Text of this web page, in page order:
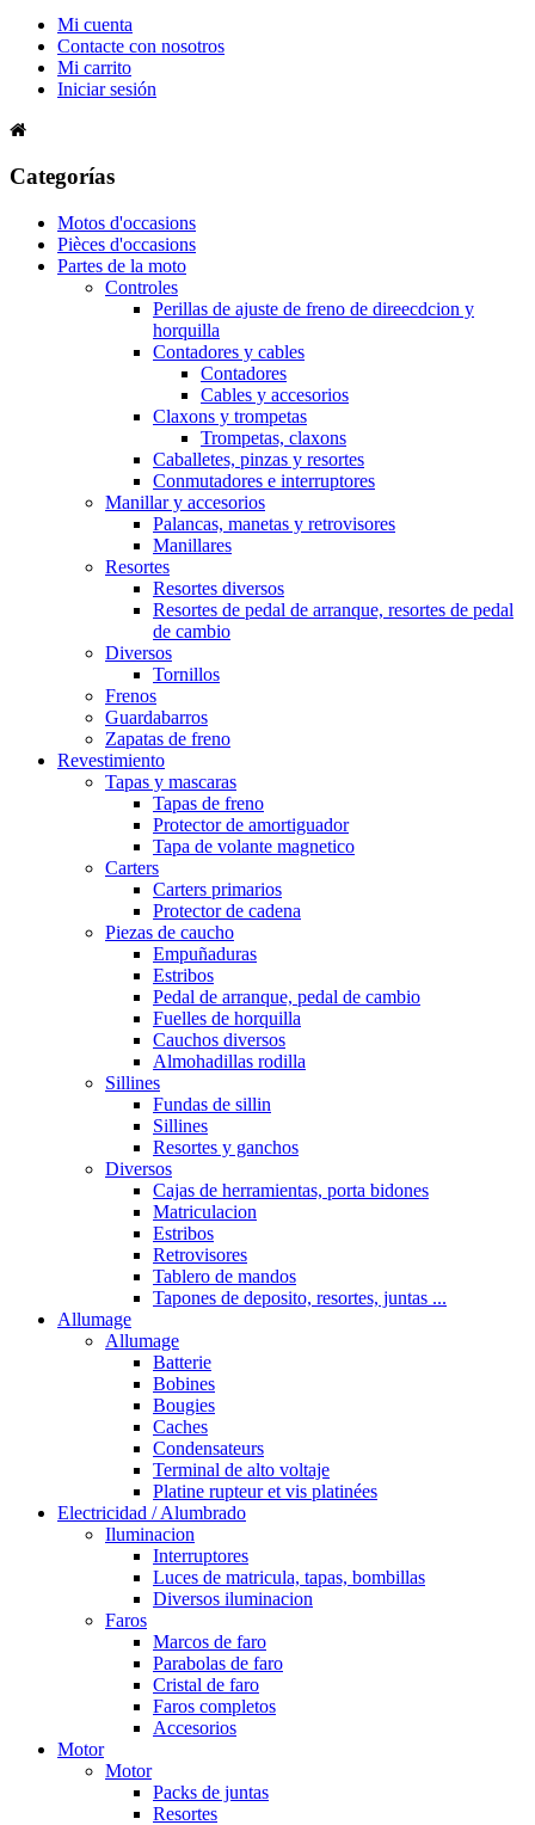
Mi cuenta
Contacte con nosotros
Mi carrito
Iniciar sesión
Categorías
Motos d'occasions
Pièces d'occasions
Partes de la moto
Controles
Perillas de ajuste de freno de direecdcion y
horquilla
Contadores y cables
Contadores
Cables y accesorios
Claxons y trompetas
Trompetas, claxons
Caballetes, pinzas y resortes
Conmutadores e interruptores
Manillar y accesorios
Palancas, manetas y retrovisores
Manillares
Resortes
Resortes diversos
Resortes de pedal de arranque, resortes de pedal
de cambio
Diversos
Tornillos
Frenos
Guardabarros
Zapatas de freno
Revestimiento
Tapas y mascaras
Tapas de freno
Protector de amortiguador
Tapa de volante magnetico
Carters
Carters primarios
Protector de cadena
Piezas de caucho
Empuñaduras
Estribos
Pedal de arranque, pedal de cambio
Fuelles de horquilla
Cauchos diversos
Almohadillas rodilla
Sillines
Fundas de sillin
Sillines
Resortes y ganchos
Diversos
Cajas de herramientas, porta bidones
Matriculacion
Estribos
Retrovisores
Tablero de mandos
Tapones de deposito, resortes, juntas ...
Allumage
Allumage
Batterie
Bobines
Bougies
Caches
Condensateurs
Terminal de alto voltaje
Platine rupteur et vis platinées
Electricidad / Alumbrado
Iluminacion
Interruptores
Luces de matricula, tapas, bombillas
Diversos iluminacion
Faros
Marcos de faro
Parabolas de faro
Cristal de faro
Faros completos
Accesorios
Motor
Motor
Packs de juntas
Resortes